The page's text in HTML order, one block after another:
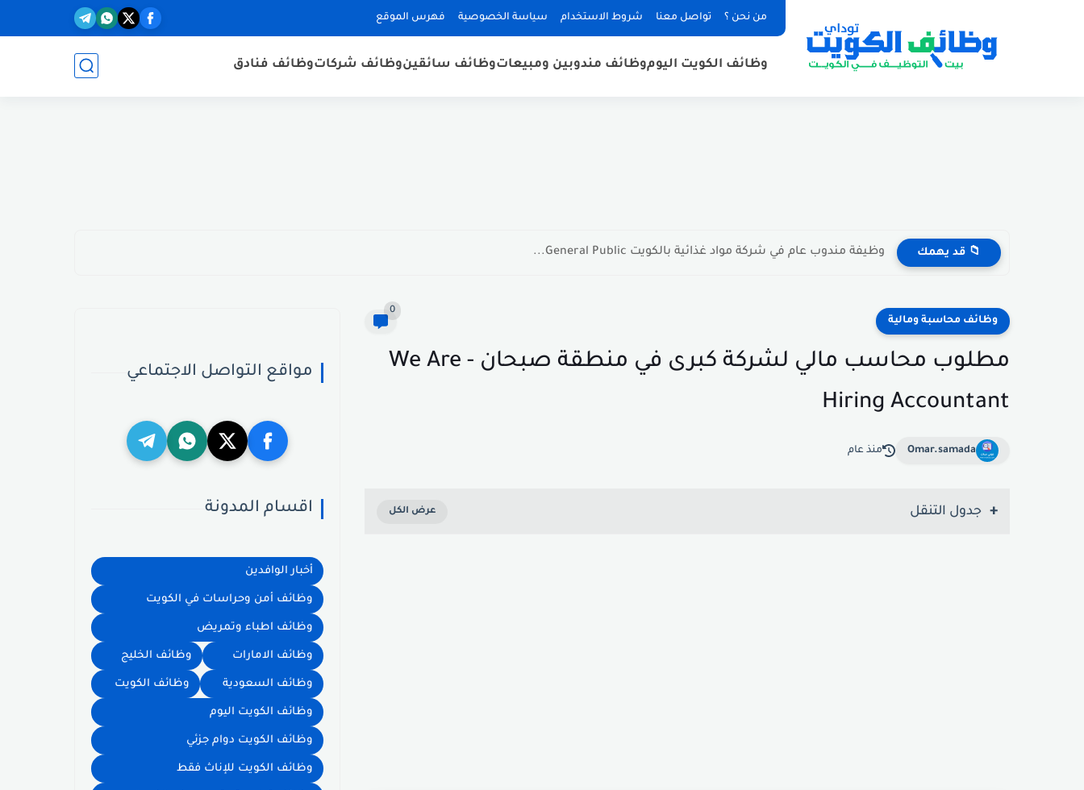
من نحن ؟ تواصل معنا شروط الاستخدام سياسة الخصوصية فهرس الموقع
وظائف الكويت اليوموظائف مندوبين ومبيعاتوظائف سائقينوظائف شركاتوظائف فنادق
📁 قد يهمك وظيفة مندوب عام في شركة مواد غذائية بالكويت General Public...
وظائف محاسبة ومالية
0
مطلوب محاسب مالي لشركة كبرى في منطقة صبحان - We Are
Hiring Accountant
Omar.samada منذ عام
جدول التنقل
مواقع التواصل الاجتماعي
اقسام المدونة
أخبار الوافدين
وظائف أمن وحراسات في الكويت
وظائف اطباء وتمريض
وظائف الامارات وظائف الخليج
وظائف السعودية وظائف الكويت
وظائف الكويت اليوم
وظائف الكويت دوام جزئي
وظائف الكويت للإناث فقط